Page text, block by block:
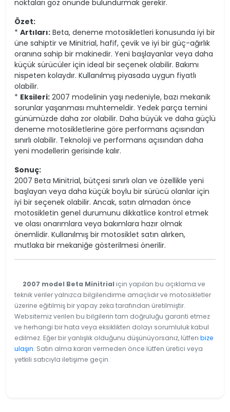
noktaları göz önünde bulundurmak gerekir.
Özet:
* Artıları: Beta, deneme motosikletleri konusunda iyi bir
üne sahiptir ve Minitrial, hafif, çevik ve iyi bir güç-ağırlık
oranına sahip bir makinedir. Yeni başlayanlar veya daha
küçük sürücüler için ideal bir seçenek olabilir. Bakımı
nispeten kolaydır. Kullanılmış piyasada uygun fiyatlı
olabilir.
* Eksileri: 2007 modelinin yaşı nedeniyle, bazı mekanik
sorunlar yaşanması muhtemeldir. Yedek parça temini
günümüzde daha zor olabilir. Daha büyük ve daha güçlü
deneme motosikletlerine göre performans açısından
sınırlı olabilir. Teknoloji ve performans açısından daha
yeni modellerin gerisinde kalır.
Sonuç:
2007 Beta Minitrial, bütçesi sınırlı olan ve özellikle yeni
başlayan veya daha küçük boylu bir sürücü olanlar için
iyi bir seçenek olabilir. Ancak, satın almadan önce
motosikletin genel durumunu dikkatlice kontrol etmek
ve olası onarımlara veya bakımlara hazır olmak
önemlidir. Kullanılmış bir motosiklet satın alırken,
mutlaka bir mekaniğe gösterilmesi önerilir.
2007 model Beta Minitrial için yapılan bu açıklama ve
teknik veriler yalnızca bilgilendirme amaçlıdır ve motosikletler
üzerine eğitilmiş bir yapay zeka tarafından üretilmiştir.
Websitemiz verilen bu bilgilerin tam doğruluğu garanti etmez
ve herhangi bir hata veya eksiklikten dolayı sorumluluk kabul
edilmez. Eğer bir yanlışlık olduğunu düşünüyorsanız, lütfen bize
ulaşın. Satın alma kararı vermeden önce lütfen üretici veya
yetkili satıcıyla iletişime geçin.